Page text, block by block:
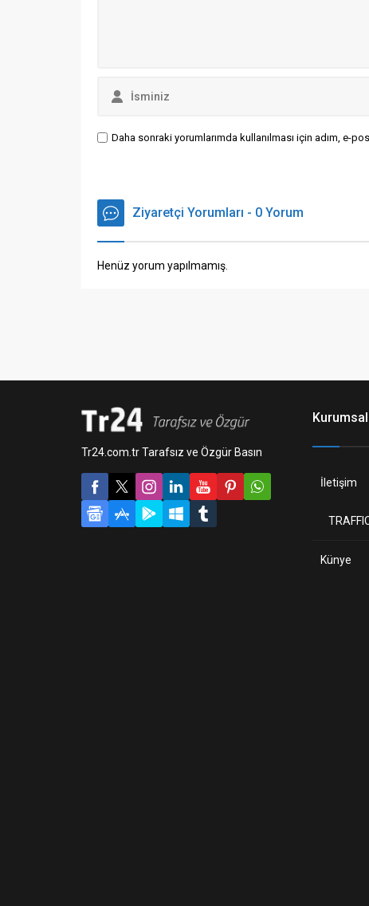
Daha sonraki yorumlarımda kullanılması için adım, e-
Ziyaretçi Yorumları - 0 Yorum
Henüz yorum yapılmamış.
Tr24.com.tr Tarafsız ve Özgür Basın
Kurumsal
İletişim
Künye